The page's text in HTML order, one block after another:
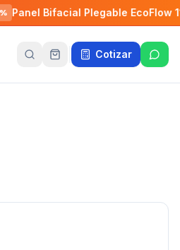
Plegable EcoFlow 110W −5%
Cotizar